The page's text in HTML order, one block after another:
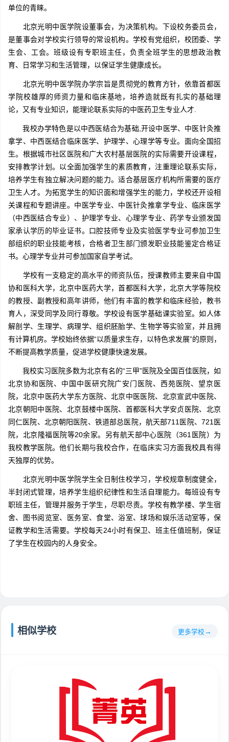
单位的青睐。
北京光明中医学院设董事会，为决策机构。下设校务委员会，
是董事会对学校实行领导的常设机构。学校有党组织，校团委、学
生会、工会。班级设有专职班主任，负责全班学生的思想政治教
育、日常学习和生活管理，以保证学生健康成长。
北京光明中医学院办学宗旨是贯彻党的教育方针，依靠首都医
学院校雄厚的师资力量和临床基地，培养造就既有扎实的基础理
论，又有专业知识，能理论联系实际的中医药卫生专业人才.
我校办学特色是以中西医结合为基础,开设中医学、中医针灸推
拿学、中西医结合临床医学、护理学、心理学等专业。面向全国招
生。根据城市社区医院和广大农村基层医院的实际需要开设课程，
安排教学计划。以全面加强学生的素质教育，注重理论联系实际，
培养学生有独立解决问题的能力。适合基层医疗机构所需要的医疗
卫生人才。为拓宽学生的知识面和增强学生的能力，学校还开设相
关课程和专题讲座。中医学专业、中医针灸推拿学专业、临床医学
（中西医结合专业）、护理学专业、心理学专业、药学专业颁发国
家承认学历的毕业证书。口腔技师专业及实验医学专业可参加卫生
部组织的职业技能考核，合格者卫生部门颁发职业技能鉴定合格证
书。心理学专业并可参加国家自学考试。
学校有一支稳定的高水平的师资队伍，授课教师主要来自中国
协和医科大学，北京中医药大学，首都医科大学，北京大学等院校
的教授、副教授和高年讲师，他们有丰富的教学和临床经验，教书
育人，深受同学及同行尊敬。学校设有医学基础课实验室。如人体
解剖学、生理学、病理学、组织胚胎学、生物学等实验室，并且拥
有计算机房。学校始终依据“以质量求生存，以特色求发展”的原则，
不断提高教学质量，促进学校健康快速发展。
我校实习医院多数为北京有名的“三甲”医院及全国百佳医院，如
北京协和医院、中国中医研究院广安门医院、西苑医院、望京医
院，北京中医药大学东方医院、北京中医医院、北京宣武中医院、
北京朝阳中医院、北京鼓楼中医院、首都医科大学安贞医院、北京
同仁医院、北京朝阳医院、铁道部总医院，航天部711医院、721医
院，北京隆福医院等20余家。另有航天部中心医院（361医院）为
我校教学医院。他们长期与我校合作，在临床实习方面我校具有得
天独厚的优势。
北京光明中医学院学生全日制住校学习，学校规章制度健全，
半封闭式管理，培养学生组织纪律性和生活自理能力。每班设有专
职班主任，管理并服务于学生，尽职尽责。学校有教学楼、学生宿
舍、图书阅览室、医务室、食堂、浴室、球场和娱乐活动室等，保
证教学和生活需要。学校每天24小时有保卫、班主任值班制，保证
了学生在校园内的人身安全。
相似学校 更多学校